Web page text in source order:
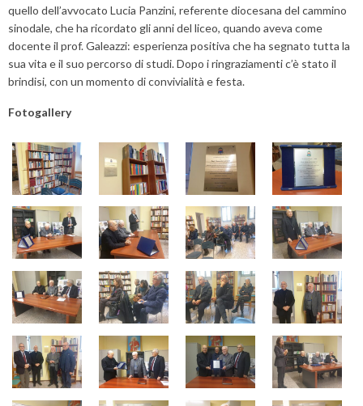
quello dell’avvocato Lucia Panzini, referente diocesana del cammino
sinodale, che ha ricordato gli anni del liceo, quando aveva come
docente il prof. Galeazzi: esperienza positiva che ha segnato tutta la
sua vita e il suo percorso di studi. Dopo i ringraziamenti c’è stato il
brindisi, con un momento di convivialità e festa.
Fotogallery